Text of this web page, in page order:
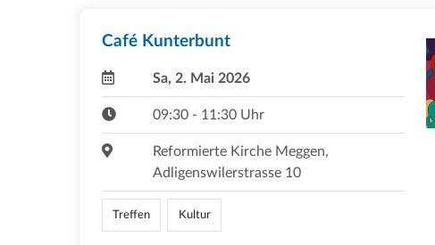
Café Kunterbunt
Sa, 2. Mai 2026
09:30 - 11:30 Uhr
Reformierte Kirche Meggen,
Adligenswilerstrasse 10
Treffen Kultur